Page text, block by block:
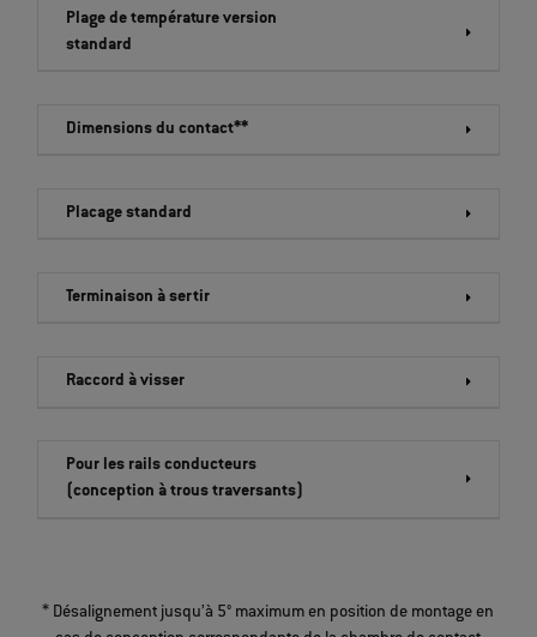
Plage de température version
standard
Dimensions du contact**
Placage standard
Terminaison à sertir
Raccord à visser
Pour les rails conducteurs
(conception à trous traversants)
* Désalignement jusqu’à 5° maximum en position de montage en